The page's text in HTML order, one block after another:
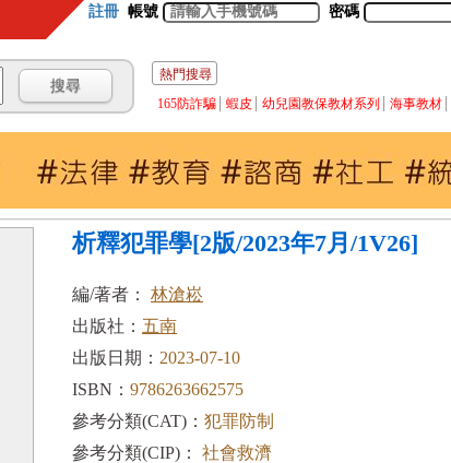
註冊 帳號 密碼
熱門搜尋
165防詐騙
蝦皮 幼兒園教保教材系列 海事教材
析釋犯罪學[2版/2023年7月/1V26]
編/著者： 林滄崧
出版社： 五南
出版日期： 2023-07-10
ISBN： 9786263662575
參考分類(CAT)： 犯罪防制
參考分類(CIP)：
社會救濟